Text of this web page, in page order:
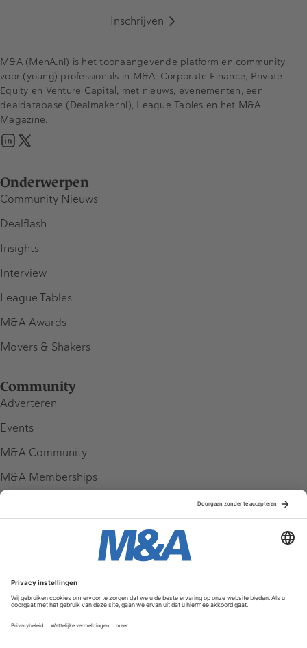
Inschrijven
Onderwerpen
Community Nieuws
Dealflash
Insights
Interview
League Tables
M&A Awards
Movers & Shakers
Community
Adverteren
Events
M&A Community
M&A Memberships
Service & Contact
Contact
FAQ
M&A (MenA.nl) is het toonaangevende platform en community
voor (young) professionals in M&A, Corporate Finance, Private
Equity en Venture Capital, met nieuws, evenementen, een
dealdatabase (Dealmaker.nl), League Tables en het M&A
Magazine.